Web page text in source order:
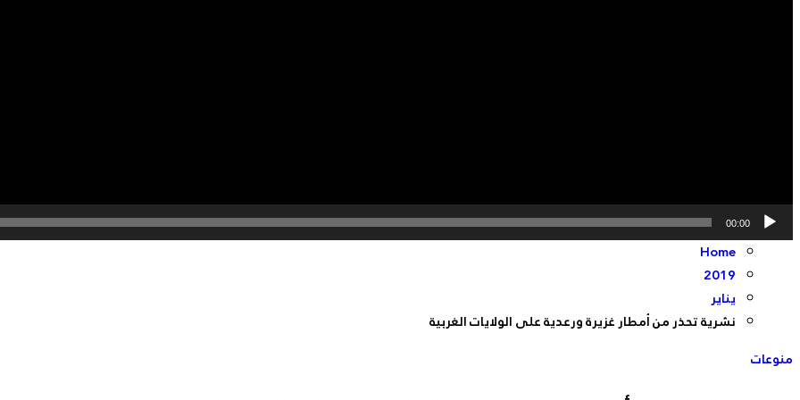
00:00
Home
2019
يناير
نشرية تحذر من أمطار غزيرة ورعدية على الولايات الغربية
منوعات